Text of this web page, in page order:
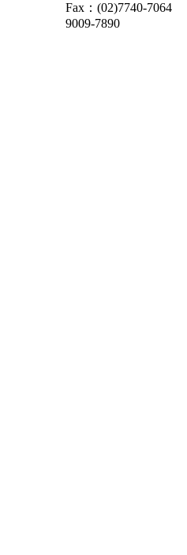
Fax：(02)7740-7064
9009-7890